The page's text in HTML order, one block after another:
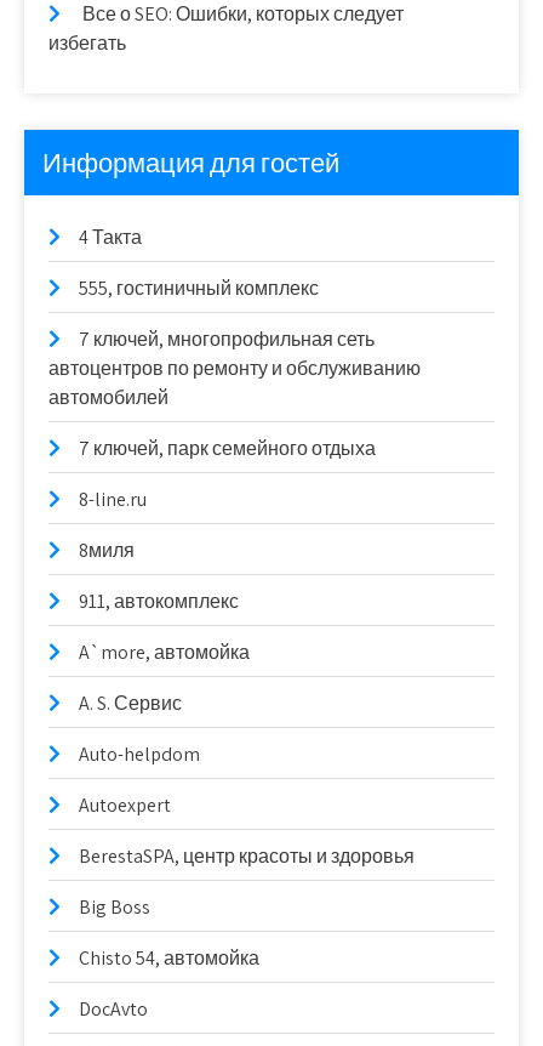
Все о SEO: Ошибки, которых следует
избегать
Информация для гостей
4 Такта
555, гостиничный комплекс
7 ключей, многопрофильная сеть
автоцентров по ремонту и обслуживанию
автомобилей
7 ключей, парк семейного отдыха
8-line.ru
8миля
911, автокомплекс
A`more, автомойка
A. S. Сервис
Auto-helpdom
Autoexpert
BerestaSPA, центр красоты и здоровья
Big Boss
Chisto 54, автомойка
DocAvto